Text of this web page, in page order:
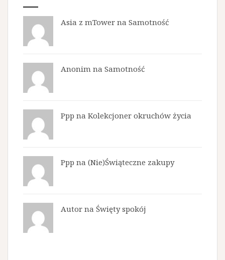
Asia z mTower na Samotność
Anonim na Samotność
Ppp na Kolekcjoner okruchów życia
Ppp na (Nie)Świąteczne zakupy
Autor na Święty spokój